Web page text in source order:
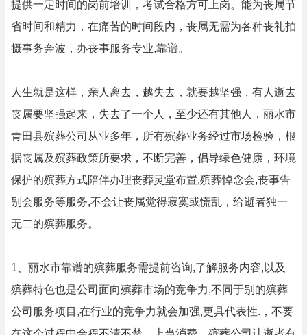
提供一定时间的岗前培训，考试合格方可上岗。能为丧属节
省时间和精力，在痛苦的时间段内，丧属无需为各种丧礼拍
摄事务奔波，办丧事服务专业,靠谱。
人生就是这样，亲人离去，越失去，就要越坚强，有人逝去
丧属要坚强起来，失去了一个人，至少还有其他人，丽水市
青田县殡葬公司从业多年，所有殡葬业务经过市场检验，根
据丧属及殡葬政策所要求，不断完善，倡导绿色健康，环境
保护的殡葬方式陪伴办理丧葬灵堂布置,殡葬悼念会,丧事告
别会服务等服务,不会让丧属觉得寂寞或慌乱，给逝者独一
无二的殡葬服务。
1、丽水市靠谱的殡葬服务需提前咨询,了解服务内容,以及
殡葬特色也是公司面向殡葬市场的竞争力,不同于别的殡葬
公司服务项目,在行业的竞争力就会加强,更具代表性.，不要